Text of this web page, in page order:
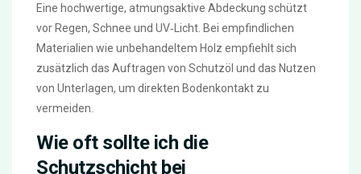
Eine hochwertige, atmungsaktive Abdeckung schützt
vor Regen, Schnee und UV‑Licht. Bei empfindlichen
Materialien wie unbehandeltem Holz empfiehlt sich
zusätzlich das Auftragen von Schutzöl und das Nutzen
von Unterlagen, um direkten Bodenkontakt zu
vermeiden.
Wie oft sollte ich die
Schutzschicht bei